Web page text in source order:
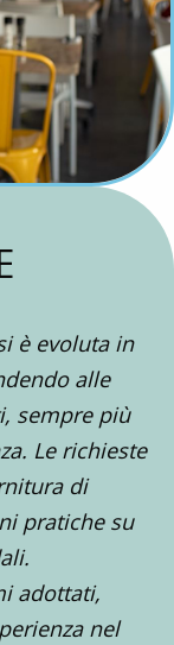
è evoluta in
alle
sempre più
Le richieste
di
pratiche su
adottati,
nel